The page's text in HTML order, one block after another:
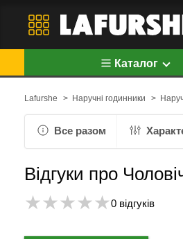
Каталог
Lafurshe > Наручні годинники >
Все разом
Відгуки про
0 відгуків